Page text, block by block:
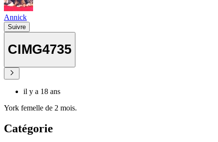
Annick
Suivre
CIMG4735
il y a 18 ans
York femelle de 2 mois.
Catégorie